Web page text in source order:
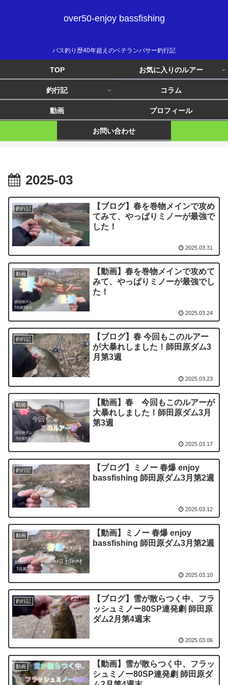
over50-enjoy bassfishing
バス釣り歴40年超えのベテランバサー釣行記
TOP お気に入りのルアー
釣行記 コラム
動画 プロフィール
お問い合わせ
2025-03
釣行記
【ブログ】春を巻物メインで攻め
てみて、やっぱりミノーが最強で
した！
2025.03.31
動画
【動画】春を巻物メインで攻めて
みて、やっぱりミノーが最強でし
た！
2025.03.24
釣行記
【ブログ】春 今回もこのルアー
が大暴れしました！師田原ダム3
月第3週
2025.03.23
動画
【動画】春 今回もこのルアーが
大暴れしました！師田原ダム3月
第3週
2025.03.17
釣行記
【ブログ】ミノー 春爆 enjoy
bassfishing 師田原ダム3月第2週
2025.03.12
動画
【動画】ミノー 春爆 enjoy
bassfishing 師田原ダム3月第2週
2025.03.10
釣行記
【ブログ】雪が散らつく中、フラ
ッシュミノー80SP連発劇 師田原
ダム2月第4週末
2025.03.06
動画
【動画】雪が散らつく中、フラッ
シュミノー80SP連発劇 師田原ダ